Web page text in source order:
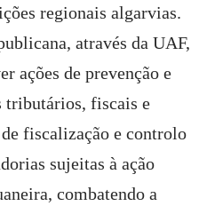
regionais algarvias.
através da UAF,
ações de prevenção e
fiscais e
fiscalização e controlo
sujeitas à ação
combatendo a